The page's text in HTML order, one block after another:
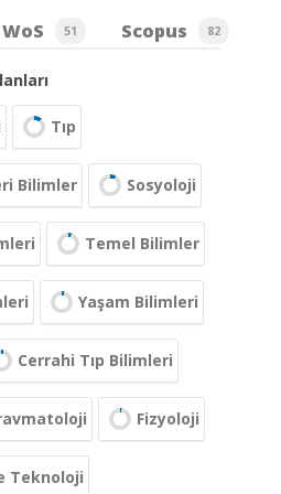
WoS 51 Scopus 82
Tıp
Bilimler Sosyoloji
Temel Bilimler
Yaşam Bilimleri
Cerrahi Tıp Bilimleri
Fizyoloji
Teknoloji